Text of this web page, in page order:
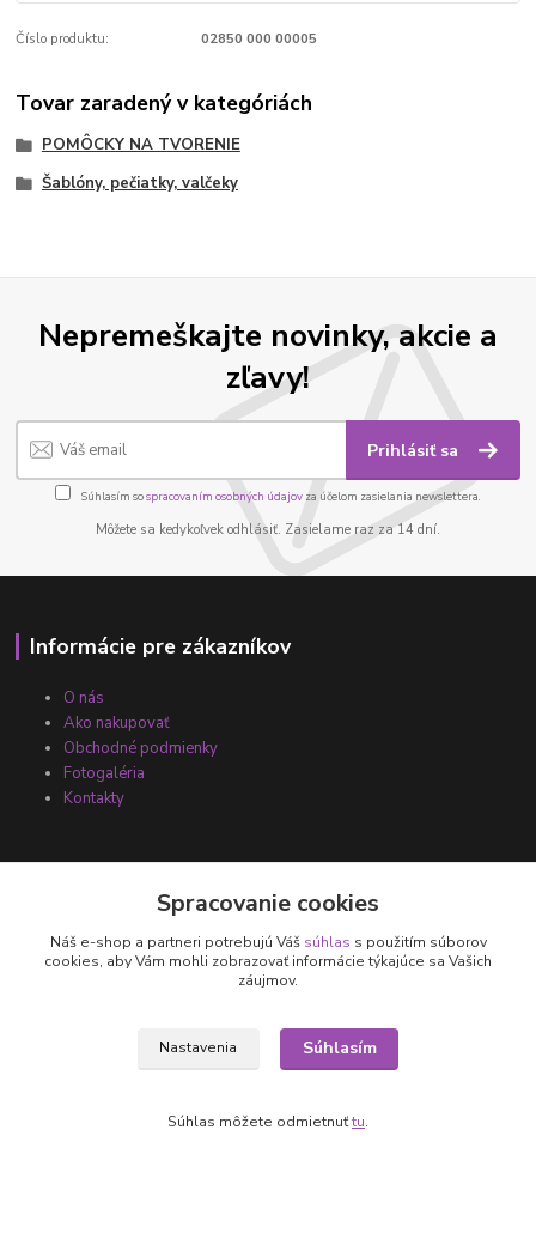
Číslo produktu: 02850 000 00005
Tovar zaradený v kategóriách
POMÔCKY NA TVORENIE
Šablóny, pečiatky, valčeky
Nepremeškajte novinky, akcie a
zľavy!
Prihlásiť sa
Súhlasím sospracovaním osobných údajov za účelom zasielania newslettera.
Môžete sa kedykoľvek odhlásiť. Zasielame raz za 14 dní.
Informácie pre zákazníkov
O nás
Ako nakupovať
Obchodné podmienky
Fotogaléria
Kontakty
Spracovanie cookies
Náš e-shop a partneri potrebujú Váš súhlas s použitím súborov
cookies, aby Vám mohli zobrazovať informácie týkajúce sa Vašich
záujmov.
Nastavenia Súhlasím
Súhlas môžete odmietnuťtu.